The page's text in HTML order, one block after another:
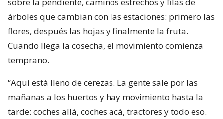
árboles que cambian con las estaciones: primero las
flores, después las hojas y finalmente la fruta.
Cuando llega la cosecha, el movimiento comienza
temprano.
“Aquí está lleno de cerezas. La gente sale por las
mañanas a los huertos y hay movimiento hasta la
tarde: coches allá, coches acá, tractores y todo eso.